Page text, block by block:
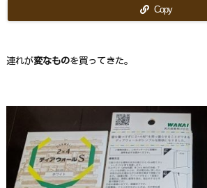
Copy
連れが変なものを買ってきた。